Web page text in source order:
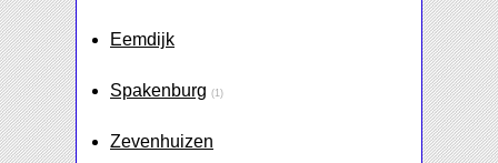
Eemdijk
Spakenburg (1)
Zevenhuizen